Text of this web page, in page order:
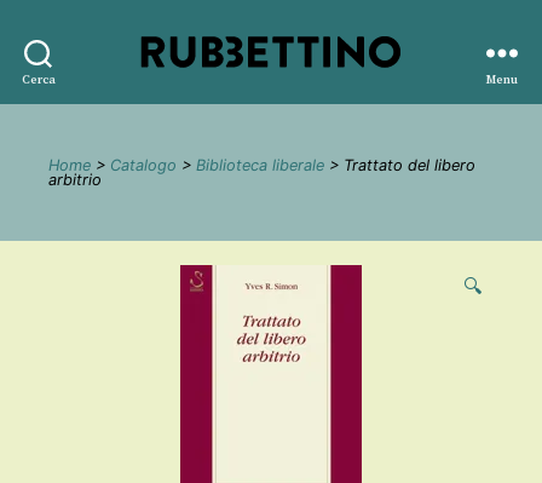
Cerca
editore
Menu
Home > Catalogo > Biblioteca liberale > Trattato del libero
arbitrio
🔍